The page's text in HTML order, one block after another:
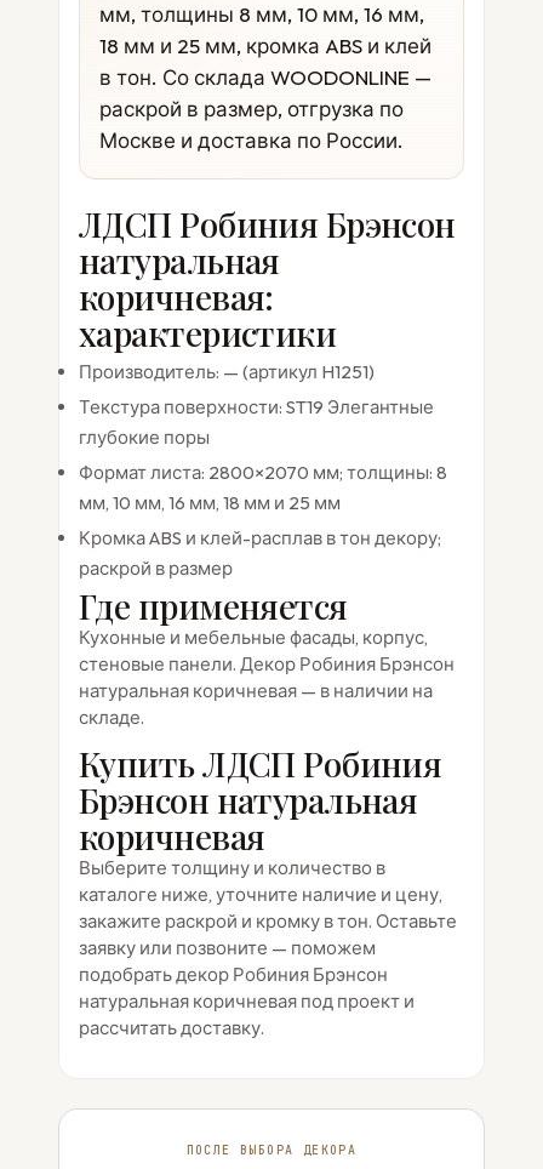
мм, толщины 8 мм, 10 мм, 16 мм,
18 мм и 25 мм, кромка ABS и клей
в тон. Со склада WOODONLINE —
раскрой в размер, отгрузка по
Москве и доставка по России.
ЛДСП Робиния Брэнсон
натуральная
коричневая:
характеристики
Производитель: — (артикул H1251)
Текстура поверхности: ST19 Элегантные
глубокие поры
Формат листа: 2800×2070 мм; толщины: 8
мм, 10 мм, 16 мм, 18 мм и 25 мм
Кромка ABS и клей-расплав в тон декору;
раскрой в размер
Где применяется
Кухонные и мебельные фасады, корпус,
стеновые панели. Декор Робиния Брэнсон
натуральная коричневая — в наличии на
складе.
Купить ЛДСП Робиния
Брэнсон натуральная
коричневая
Выберите толщину и количество в
каталоге ниже, уточните наличие и цену,
закажите раскрой и кромку в тон. Оставьте
заявку или позвоните — поможем
подобрать декор Робиния Брэнсон
натуральная коричневая под проект и
рассчитать доставку.
ПОСЛЕ ВЫБОРА ДЕКОРА